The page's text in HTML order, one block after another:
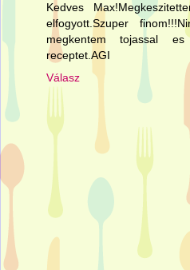
Kedves
elfogyott.Szuper
megkentem tojassal
receptet.AGI
Válasz